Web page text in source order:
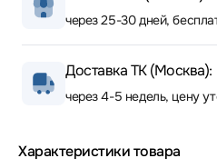
через 25-30 дней,
Доставка ТК (Москва):
через 4-5 недель, цену
Характеристики товара